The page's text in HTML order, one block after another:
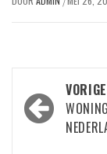
Bericht
navigatie
VORIGE